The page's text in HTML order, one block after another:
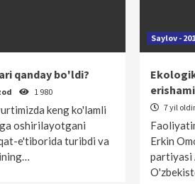
qanday bo'ldi?
1 980
keng ko'lamli
oshirilayotgani
e'tiborida turibdi va
Saylov -
7 yil
Erkin
partiyasi